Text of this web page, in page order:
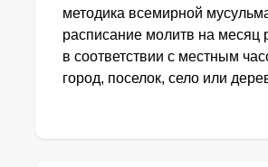
методика всемирной
расписание молитв на месяц
в соответствии с местным
город, поселок, село или